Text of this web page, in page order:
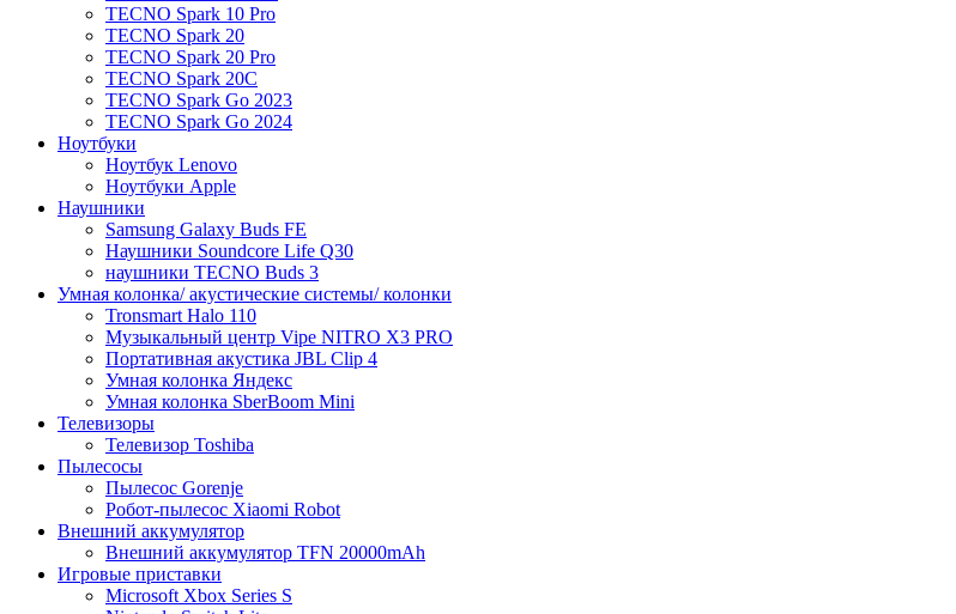
TECNO Spark 10 Pro
TECNO Spark 20
TECNO Spark 20 Pro
TECNO Spark 20C
TECNO Spark Go 2023
TECNO Spark Go 2024
Ноутбуки
Ноутбук Lenovo
Ноутбуки Apple
Наушники
Samsung Galaxy Buds FE
Наушники Soundcore Life Q30
наушники TECNO Buds 3
Умная колонка/ акустические системы/ колонки
Tronsmart Halo 110
Музыкальный центр Vipe NITRO X3 PRO
Портативная акустика JBL Clip 4
Умная колонка Яндекс
Умная колонка SberBoom Mini
Телевизоры
Телевизор Toshiba
Пылесосы
Пылесос Gorenje
Робот-пылесос Xiaomi Robot
Внешний аккумулятор
Внешний аккумулятор TFN 20000mAh
Игровые приставки
Microsoft Xbox Series S